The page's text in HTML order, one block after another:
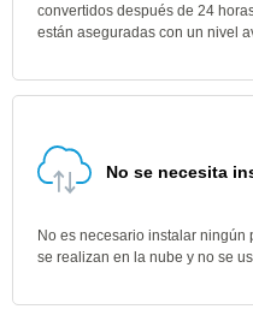
convertidos después de 24
están aseguradas con un nivel
No se necesita
No es necesario instalar ningún
se realizan en la nube y no se